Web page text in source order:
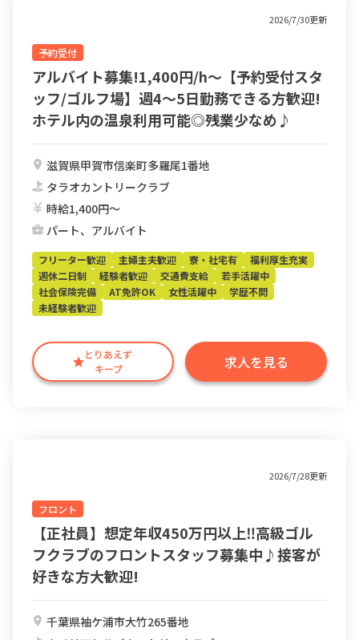
2026/7/30更新
予約受付
アルバイト募集!1,400円/h～【予約受付スタ
ッフ/ゴルフ場】週4～5日勤務できる方歓迎!
ホテル内の温泉利用可能◎残業少なめ♪
滋賀県甲賀市信楽町多羅尾1番地
タラオカントリークラブ
時給1,400円〜
パート、アルバイト
とりあえず
キープ
求人を見る
フリーター歓迎 主婦主夫歓迎 寮・社宅有
福利厚生充実
週休二日制
経験者歓迎 交通費支給
若手活躍中
社会保険完備
AT免許OK 女性活躍中
学歴不問
未経験者歓迎
2026/7/28更新
フロント
【正社員】想定年収450万円以上‼︎高級ゴル
フクラブのフロントスタッフ募集中♪接客が
好きな方大歓迎!
千葉県袖ケ浦市大竹265番地